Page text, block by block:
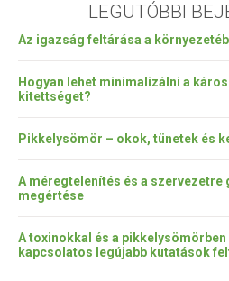
LEGUTÓBBI
Az igazság feltárása a
Hogyan lehet minimalizálni a
kitettséget?
Pikkelysömör – okok, tünetek és
A méregtelenítés és a
megértése
A toxinokkal és a
kapcsolatos legújabb kutatások